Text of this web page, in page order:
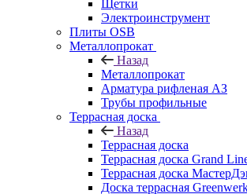
Щетки
Электроинструмент
Плиты OSB
Металлопрокат
Назад
Металлопрокат
Арматура рифленая АЗ
Трубы профильные
Террасная доска
Назад
Террасная доска
Террасная доска Grand
Террасная доска
Доска террасная